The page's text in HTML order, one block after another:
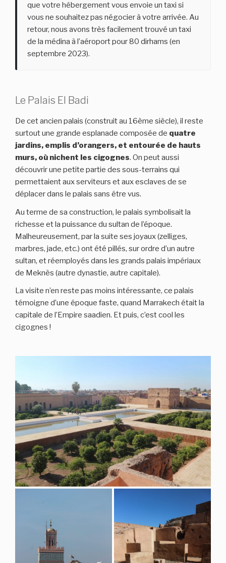
que votre hébergement vous envoie un taxi si
vous ne souhaitez pas négocier à votre arrivée. Au
retour, nous avons très facilement trouvé un taxi
de la médina à l’aéroport pour 80 dirhams (en
septembre 2023).
Le Palais El Badi
De cet ancien palais (construit au 16ème siècle), il reste
surtout une grande esplanade composée de quatre
jardins, emplis d’orangers, et entourée de hauts
murs, où nichent les cigognes. On peut aussi
découvrir une petite partie des sous-terrains qui
permettaient aux serviteurs et aux esclaves de se
déplacer dans le palais sans être vus.
Au terme de sa construction, le palais symbolisait la
richesse et la puissance du sultan de l’époque.
Malheureusement, par la suite ses joyaux (zelliges,
marbres, jade, etc.) ont été pillés, sur ordre d’un autre
sultan, et réemployés dans les grands palais impériaux
de Meknès (autre dynastie, autre capitale).
La visite n’en reste pas moins intéressante, ce palais
témoigne d’une époque faste, quand Marrakech était la
capitale de l’Empire saadien. Et puis, c’est cool les
cigognes !